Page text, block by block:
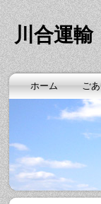
川合運
ホーム ご